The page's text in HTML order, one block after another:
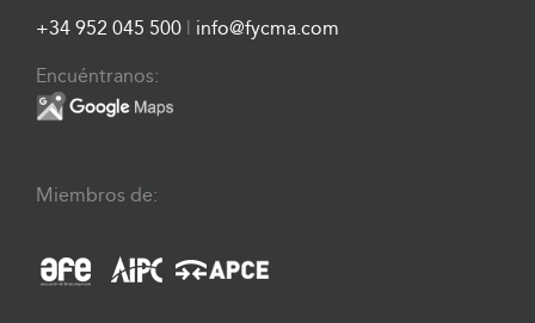
+34 952 045 500 | info@fycma.com
Encuéntranos:
Miembros de: